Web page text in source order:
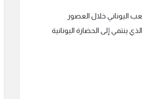
اليوناني خلال العصور
ينتمي إلى الحضارة اليونانية